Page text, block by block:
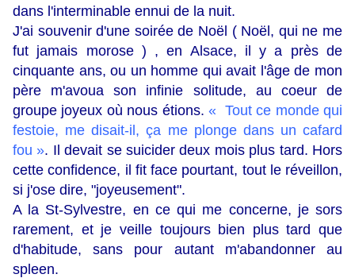
dans l'interminable ennui de la nuit.
J'ai souvenir d'une soirée de Noël ( Noël, qui ne me
fut jamais morose ) , en Alsace, il y a près de
cinquante ans, ou un homme qui avait l'âge de mon
père m'avoua son infinie solitude, au coeur de
groupe joyeux où nous étions. « Tout ce monde qui
festoie, me disait-il, ça me plonge dans un cafard
fou ». Il devait se suicider deux mois plus tard. Hors
cette confidence, il fit face pourtant, tout le réveillon,
si j'ose dire, "joyeusement".
A la St-Sylvestre, en ce qui me concerne, je sors
rarement, et je veille toujours bien plus tard que
d'habitude, sans pour autant m'abandonner au
spleen.